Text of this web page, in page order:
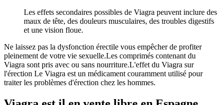
Les effets secondaires possibles de Viagra peuvent inclure des
maux de tête, des douleurs musculaires, des troubles digestifs
et une vision floue.
Ne laissez pas la dysfonction érectile vous empêcher de profiter
pleinement de votre vie sexuelle.Les comprimés contenant du
Viagra sont pris avec ou sans nourriture.L'effet du Viagra sur
l'érection Le Viagra est un médicament couramment utilisé pour
traiter les problèmes d'érection chez les hommes.